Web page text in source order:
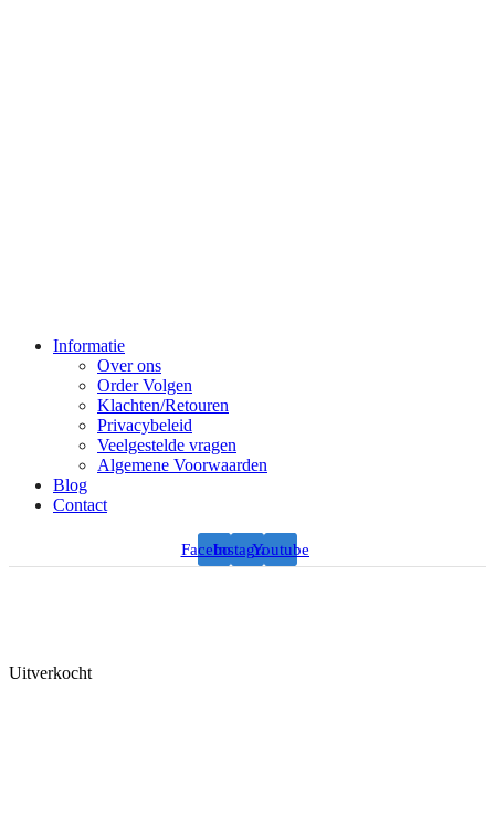
Informatie
Over ons
Order Volgen
Klachten/Retouren
Privacybeleid
Veelgestelde vragen
Algemene Voorwaarden
Blog
Contact
FacebookInstagramYoutube
Uitverkocht